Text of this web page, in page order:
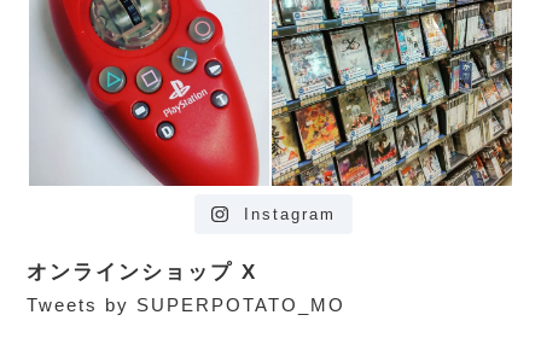
Instagram
オンラインショップ X
Tweets by SUPERPOTATO_MO